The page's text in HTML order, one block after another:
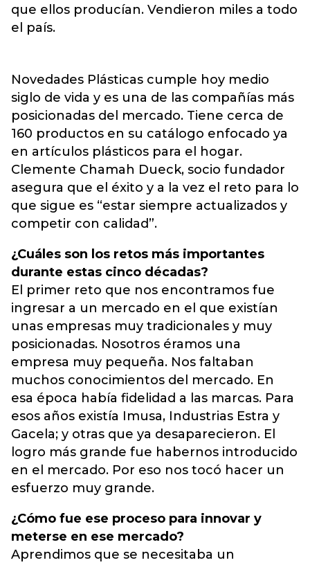
que ellos producían. Vendieron miles a todo
el país.
Novedades Plásticas cumple hoy medio
siglo de vida y es una de las compañías más
posicionadas del mercado. Tiene cerca de
160 productos en su catálogo enfocado ya
en artículos plásticos para el hogar.
Clemente Chamah Dueck, socio fundador
asegura que el éxito y a la vez el reto para lo
que sigue es “estar siempre actualizados y
competir con calidad”.
¿Cuáles son los retos más importantes
durante estas cinco décadas?
El primer reto que nos encontramos fue
ingresar a un mercado en el que existían
unas empresas muy tradicionales y muy
posicionadas. Nosotros éramos una
empresa muy pequeña. Nos faltaban
muchos conocimientos del mercado. En
esa época había fidelidad a las marcas. Para
esos años existía Imusa, Industrias Estra y
Gacela; y otras que ya desaparecieron. El
logro más grande fue habernos introducido
en el mercado. Por eso nos tocó hacer un
esfuerzo muy grande.
¿Cómo fue ese proceso para innovar y
meterse en ese mercado?
Aprendimos que se necesitaba un